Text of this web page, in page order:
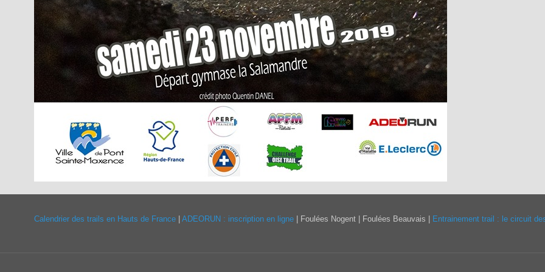
Calendrier des trails en Hauts de France| ADEORUN : inscription en ligne| Foulées Nogent | Foulées Beauvais | Entrainement trail : le circuit